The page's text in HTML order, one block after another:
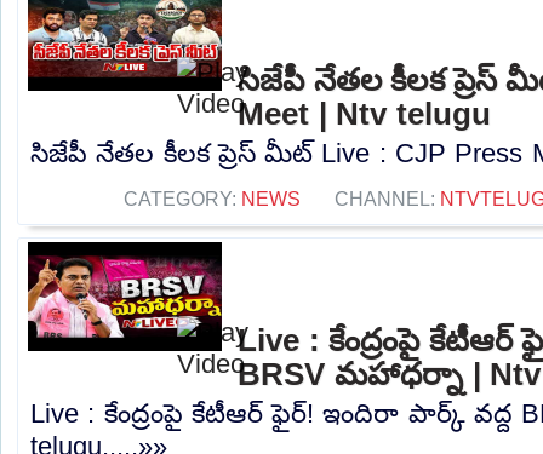
సిజేపీ నేతల కీలక ప్రెస్
Meet | Ntv telugu
సిజేపీ నేతల కీలక ప్రెస్ మీట్ Live : CJP Press
CATEGORY: NEWS CHANNEL:
Live : కేంద్రంపై కేటీఆర్
BRSV మహాధర్నా |
Live : కేంద్రంపై కేటీఆర్ ఫైర్! ఇందిరా పార్క్ వద్ద
telugu.....»»